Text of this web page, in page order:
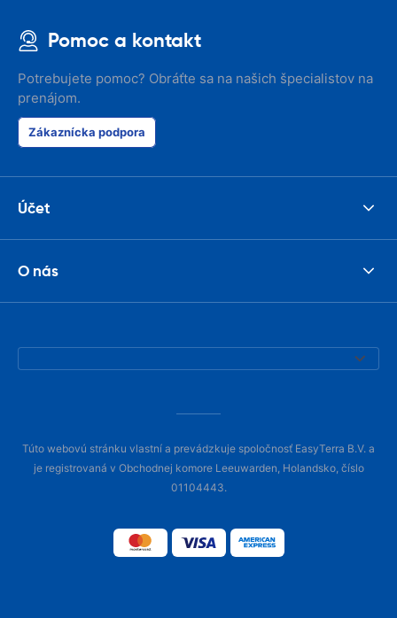
Pomoc a kontakt
Potrebujete pomoc? Obráťte sa na našich špecialistov na
prenájom.
Zákaznícka podpora
Účet
O nás
Túto webovú stránku vlastní a prevádzkuje spoločnosť EasyTerra B.V. a
je registrovaná v Obchodnej komore Leeuwarden, Holandsko, číslo
01104443.